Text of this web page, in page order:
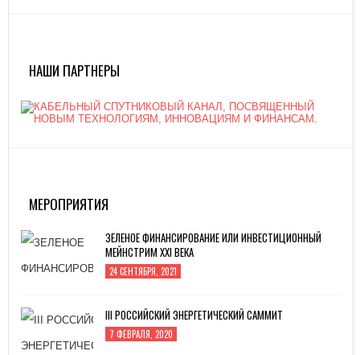
НАШИ ПАРТНЕРЫ
МЕРОПРИЯТИЯ
ЗЕЛЕНОЕ ФИНАНСИРОВАНИЕ ИЛИ ИНВЕСТИЦИОННЫЙ
МЕЙНСТРИМ XXI ВЕКА
24 СЕНТЯБРЯ, 2021
III РОССИЙСКИЙ ЭНЕРГЕТИЧЕСКИЙ САММИТ
7 ФЕВРАЛЯ, 2020